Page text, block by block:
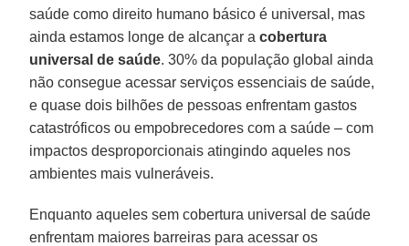
saúde como direito humano básico é universal, mas
ainda estamos longe de alcançar acobertura
universal de saúde. 30% da população global ainda
não consegue acessar serviços essenciais de saúde,
e quase dois bilhões de pessoas enfrentam gastos
catastróficos ou empobrecedores com a saúde – com
impactos desproporcionais atingindo aqueles nos
ambientes mais vulneráveis.
Enquanto aqueles sem cobertura universal de saúde
enfrentam maiores barreiras para acessar os